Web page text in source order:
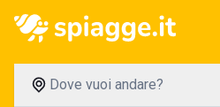
Dove vuoi andare?